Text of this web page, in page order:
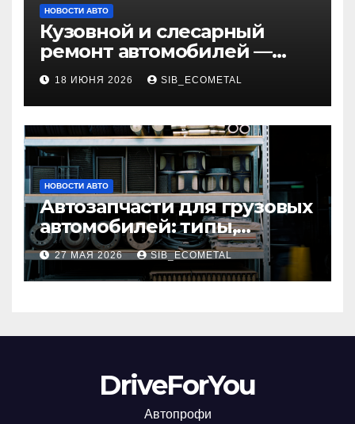
НОВОСТИ АВТО
Кузовной и слесарный
ремонт автомобилей —
наличие оригинальных
запчастей и типичные
сроки выполнения работ
18 ИЮНЯ 2026 SIB_ECOMETAL
НОВОСТИ АВТО
Автозапчасти для грузовых
автомобилей: типы,
совместимость и критерии
подбора
27 МАЯ 2026 SIB_ECOMETAL
DriveForYou
Автопрофи